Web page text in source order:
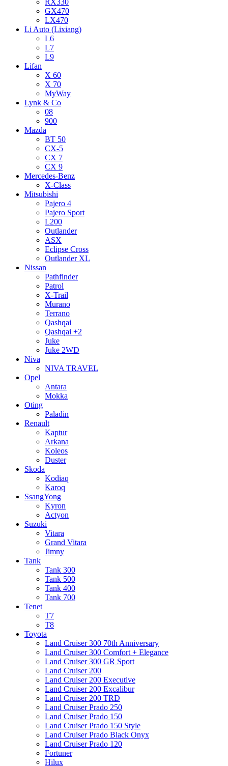
GX470
LX470
Li Auto (Lixiang)
L6
L7
L9
Lifan
X 60
X 70
MyWay
Lynk & Co
08
900
Mazda
BT 50
CX-5
CX 7
CX 9
Mercedes-Benz
X-Class
Mitsubishi
Pajero 4
Pajero Sport
L200
Outlander
ASX
Eclipse Cross
Outlander XL
Nissan
Pathfinder
Patrol
X-Trail
Murano
Terrano
Qashqai
Qashqai +2
Juke
Juke 2WD
Niva
NIVA TRAVEL
Opel
Antara
Mokka
Oting
Paladin
Renault
Kaptur
Arkana
Koleos
Duster
Skoda
Kodiaq
Karoq
SsangYong
Kyron
Actyon
Suzuki
Vitara
Grand Vitara
Jimny
Tank
Tank 300
Tank 500
Tank 400
Tank 700
Tenet
T7
T8
Toyota
Land Cruiser 300 70th Anniversary
Land Cruiser 300 Comfort + Elegance
Land Cruiser 300 GR Sport
Land Cruiser 200
Land Cruiser 200 Executive
Land Cruiser 200 Excalibur
Land Cruiser 200 TRD
Land Cruiser Prado 250
Land Cruiser Prado 150
Land Cruiser Prado 150 Style
Land Cruiser Prado Black Onyx
Land Cruiser Prado 120
Fortuner
Hilux